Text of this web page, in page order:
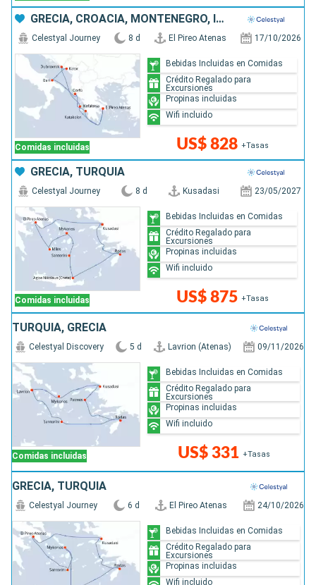
GRECIA, CROACIA, MONTENEGRO, ITALIA
Comidas incluidas
Celestyal Journey 8 d El Pireo Atenas 17/10/2026
US$ 828 +Tasas
Bebidas Incluidas en Comidas
Crédito Regalado para
Excursiones
Propinas incluidas
Wifi incluido
GRECIA, TURQUÍA
Comidas incluidas
Celestyal Journey 8 d Kusadasi 23/05/2027
US$ 875 +Tasas
Bebidas Incluidas en Comidas
Crédito Regalado para
Excursiones
Propinas incluidas
Wifi incluido
TURQUÍA, GRECIA
Comidas incluidas
Celestyal Discovery 5 d Lavrion (Atenas) 09/11/2026
US$ 331 +Tasas
Bebidas Incluidas en Comidas
Crédito Regalado para
Excursiones
Propinas incluidas
Wifi incluido
GRECIA, TURQUÍA
Celestyal Journey 6 d El Pireo Atenas 24/10/2026
Bebidas Incluidas en Comidas
Crédito Regalado para
Excursiones
Propinas incluidas
Wifi incluido